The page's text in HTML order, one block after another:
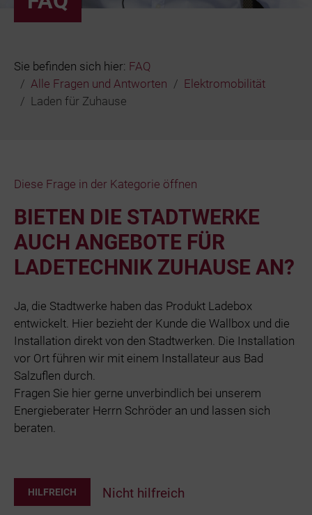
Sie befinden sich hier: FAQ
Alle Fragen und Antworten
Elektromobilität
Laden für Zuhause
Diese Frage in der Kategorie öffnen
BIETEN DIE STADTWERKE
AUCH ANGEBOTE FÜR
LADETECHNIK ZUHAUSE AN?
Ja, die Stadtwerke haben das Produkt Ladebox
entwickelt. Hier bezieht der Kunde die Wallbox und die
Installation direkt von den Stadtwerken. Die Installation
vor Ort führen wir mit einem Installateur aus Bad
Salzuflen durch.
Fragen Sie hier gerne unverbindlich bei unserem
Energieberater Herrn Schröder an und lassen sich
beraten.
HILFREICH Nicht hilfreich
Bäder